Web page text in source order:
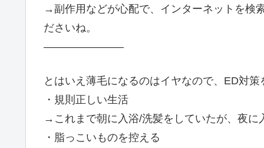
→副作用などが心配で、インターネットを検
ださいね。
———————–
とはいえ薄毛になるのはイヤなので、ED対
・規則正しい生活
→これまで朝に入浴/洗髪をしていたが、夜に
・脂っこいものを控える